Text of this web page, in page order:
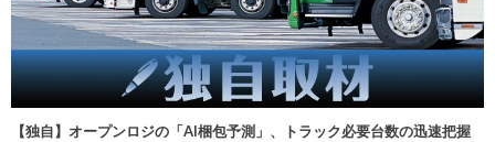
【独自】オープンロジの「AI梱包予測」、トラック必要台数の迅速把握